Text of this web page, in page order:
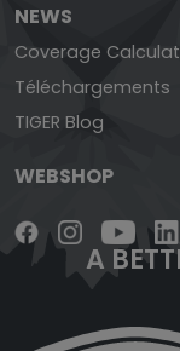
NEWS
Coverage
Téléchargements
TIGER Blog
WEBSHOP
A